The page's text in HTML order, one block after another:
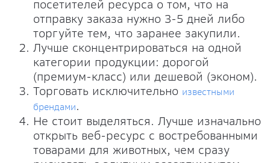
посетителей ресурса о том, что на
отправку заказа нужно 3-5 дней либо
торгуйте тем, что заранее закупили.
Лучше сконцентрироваться на одной
категории продукции: дорогой
(премиум-класс) или дешевой (эконом).
Торговать исключительно известными
брендами.
Не стоит выделяться. Лучше изначально
открыть веб-ресурс с востребованными
товарами для животных, чем сразу